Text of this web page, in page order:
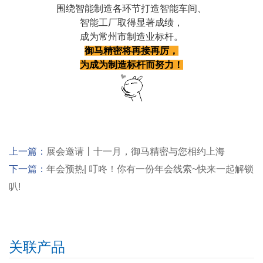
围绕智能制造各环节打造智能车间、
智能工厂取得显著成绩，
成为常州市制造业标杆。
御马精密将再接再厉，
为成为制造标杆而努力！
上一篇： 展会邀请丨十一月，御马精密与您相约上海
下一篇： 年会预热| 叮咚！你有一份年会线索~快来一起解锁
叭!
关联产品